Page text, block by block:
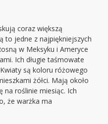
coraz większą
to jedne z najpiękniejszych
w Meksyku i Ameryce
Ich długie taśmowate
są koloru różowego
żółci. Mają około
na roślinie miesiąc. Ich
że warżka ma